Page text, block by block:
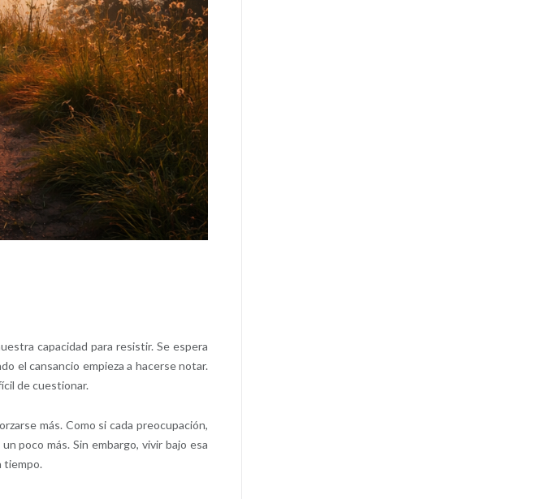
capacidad para resistir. Se espera
el cansancio empieza a hacerse notar.
de cuestionar.
más. Como si cada preocupación,
poco más. Sin embargo, vivir bajo esa
tiempo.